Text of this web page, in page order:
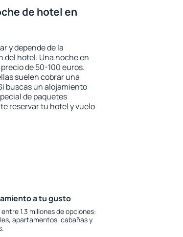
de hotel en
y depende de la
hotel. Una noche en
de 50-100 euros.
suelen cobrar una
buscas un alojamiento
de paquetes
reservar tu hotel y vuelo
a tu gusto
entre 1.3 millones de opciones:
apartamentos, cabañas y